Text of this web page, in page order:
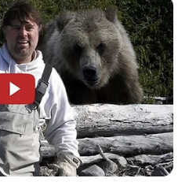
mais combina com
um pouco mais
O que acham da ideia?
em Pote